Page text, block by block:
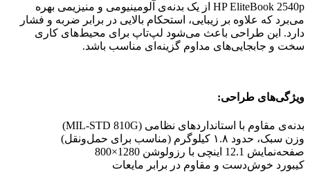
HP EliteBook 2540p از یک بدنه‌ی آلومینیومی و منیزیمی بهره
می‌برد که علاوه بر زیبایی، استحکام بالایی در برابر ضربه و فشار
دارد. این طراحی باعث می‌شود لپ‌تاپ برای محیط‌های کاری
سخت و جابجایی‌های مداوم گزینه‌ای مناسب باشد.
ویژگی‌های طراحی:
بدنه‌ی مقاوم با استانداردهای نظامی (MIL-STD 810G)
وزن سبک، حدود ۱.۸ کیلوگرم (مناسب برای حمل‌ونقل)
صفحه‌نمایش 12.1 اینچی با رزولوشن 1280×800
کیبورد خوش‌دست و مقاوم در برابر مایعات